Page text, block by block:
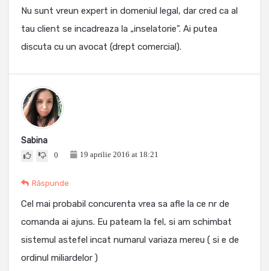
Nu sunt vreun expert in domeniul legal, dar cred ca al
tau client se incadreaza la „inselatorie”. Ai putea
discuta cu un avocat (drept comercial).
Sabina
0 19 aprilie 2016 at 18:21
Răspunde
Cel mai probabil concurenta vrea sa afle la ce nr de
comanda ai ajuns. Eu pateam la fel, si am schimbat
sistemul astefel incat numarul variaza mereu ( si e de
ordinul miliardelor )